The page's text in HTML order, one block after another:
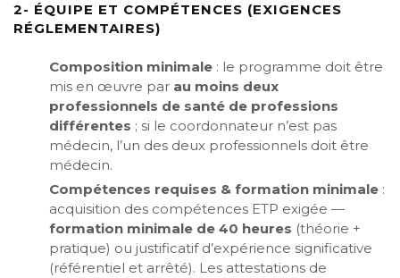
2- ÉQUIPE ET COMPÉTENCES (EXIGENCES
RÉGLEMENTAIRES)
Composition minimale : le programme doit être
mis en œuvre par au moins deux
professionnels de santé de professions
différentes ; si le coordonnateur n’est pas
médecin, l’un des deux professionnels doit être
médecin.
Compétences requises & formation minimale :
acquisition des compétences ETP exigée —
formation minimale de 40 heures (théorie +
pratique) ou justificatif d’expérience significative
(référentiel et arrêté). Les attestations de